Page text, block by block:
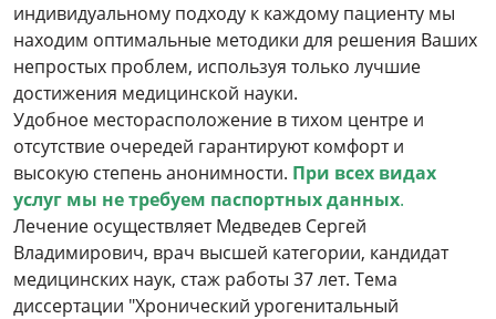
индивидуальному подходу к каждому пациенту мы
находим оптимальные методики для решения Ваших
непростых проблем, используя только лучшие
достижения медицинской науки.
Удобное месторасположение в тихом центре и
отсутствие очередей гарантируют комфорт и
высокую степень анонимности. При всех видах
услуг мы не требуем паспортных данных.
Лечение осуществляет Медведев Сергей
Владимирович, врач высшей категории, кандидат
медицинских наук, стаж работы 37 лет. Тема
диссертации "Хронический урогенитальный